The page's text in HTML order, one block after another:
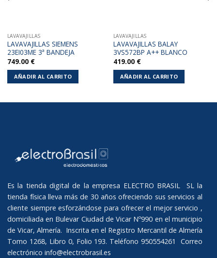
LAVAVAJILLAS
LAVAVAJILLAS SIEMENS
23EI03ME 3ª BANDEJA
749.00 €
AÑADIR AL CARRITO
LAVAVAJILLAS
LAVAVAJILLAS BALAY
3VS572BP A++ BLANCO
419.00 €
AÑADIR AL CARRITO
Es la tienda digital de la empresa ELECTRO BRASIL SL la
tienda física lleva más de 30 años ofreciendo sus servicios al
cliente siempre esforzándose para ofrecer el mejor servicio ,
domiciliada en Bulevar Ciudad de Vicar Nº990 en el municipio
de Vicar, Almería. Inscrita en el Registro Mercantil de Almería
Tomo 1268, Libro 0, Folio 193. Teléfono 950554261 Correo
electrónico info@electrobrasil.es